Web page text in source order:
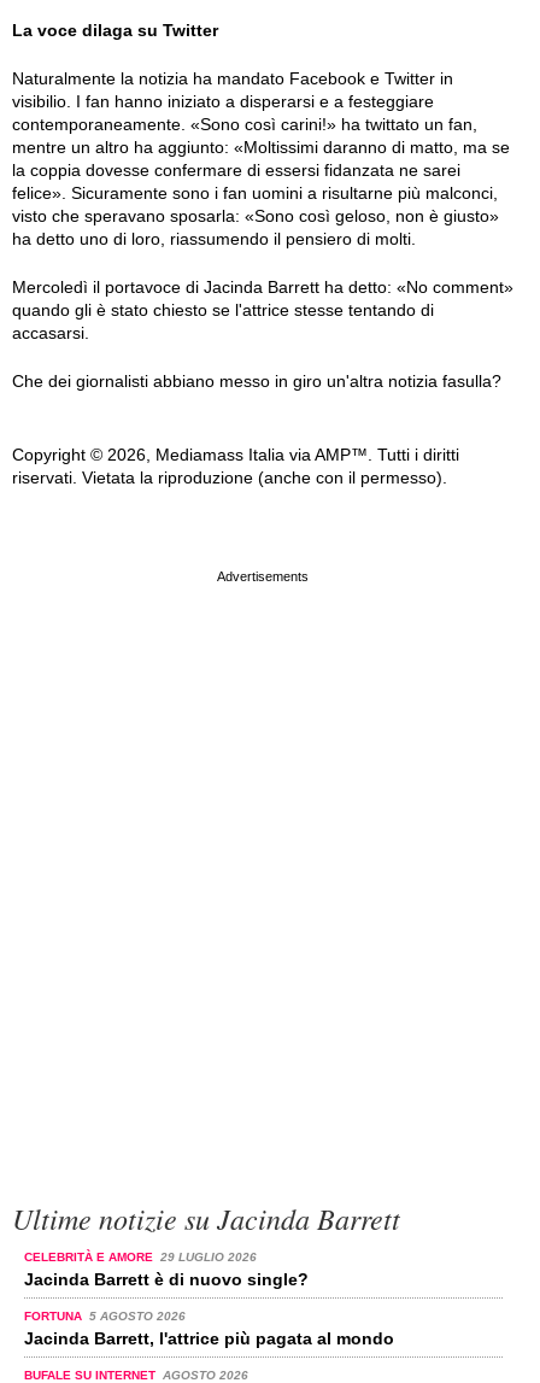
La voce dilaga su Twitter
Naturalmente la notizia ha mandato Facebook e Twitter in
visibilio. I fan hanno iniziato a disperarsi e a festeggiare
contemporaneamente. «Sono così carini!» ha twittato un fan,
mentre un altro ha aggiunto: «Moltissimi daranno di matto, ma se
la coppia dovesse confermare di essersi fidanzata ne sarei
felice». Sicuramente sono i fan uomini a risultarne più malconci,
visto che speravano sposarla: «Sono così geloso, non è giusto»
ha detto uno di loro, riassumendo il pensiero di molti.
Mercoledì il portavoce di Jacinda Barrett ha detto: «No comment»
quando gli è stato chiesto se l'attrice stesse tentando di
accasarsi.
Che dei giornalisti abbiano messo in giro un'altra notizia fasulla?
Copyright © 2026, Mediamass Italia via AMP™. Tutti i diritti
riservati. Vietata la riproduzione (anche con il permesso).
Ultime notizie su Jacinda Barrett
CELEBRITÀ E AMORE 29 LUGLIO 2026
Jacinda Barrett è di nuovo single?
FORTUNA 5 AGOSTO 2026
Jacinda Barrett, l'attrice più pagata al mondo
BUFALE SU INTERNET AGOSTO 2026